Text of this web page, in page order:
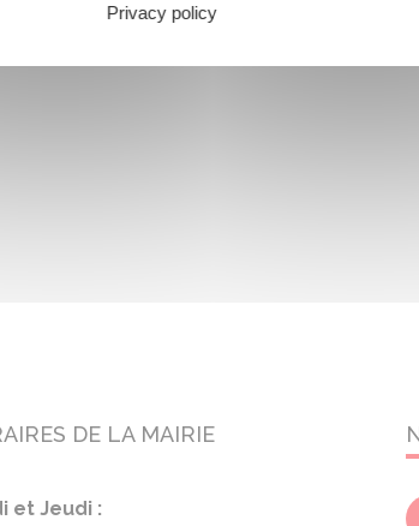
DE LA MAIRIE
et Jeudi :
Privacy policy